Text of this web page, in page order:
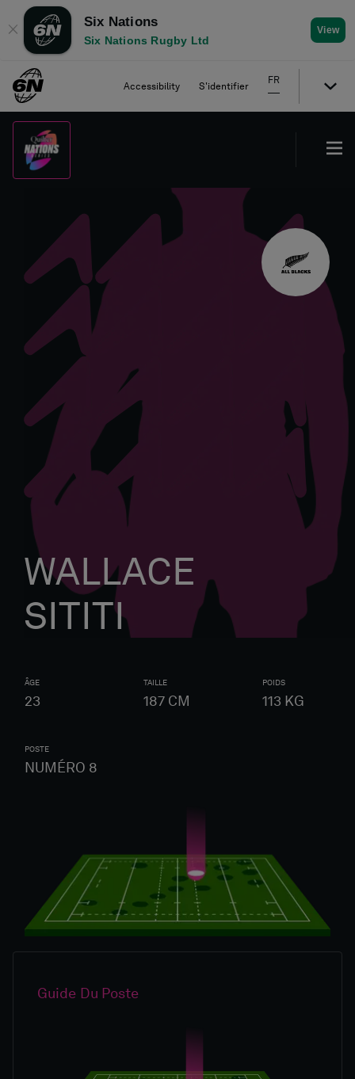
✕
Six Nations
Six Nations Rugby Ltd
View
Accessibility S'identifier
FR
WALLACE
SITITI
ÂGE
23
TAILLE
187 CM
POIDS
113 KG
POSTE
NUMÉRO 8
Guide Du Poste